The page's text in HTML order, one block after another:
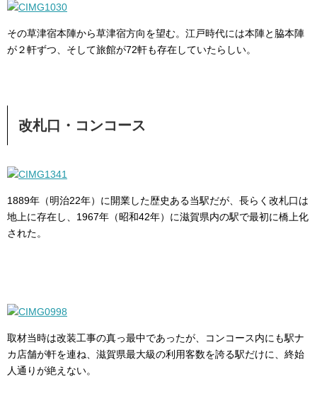
その草津宿本陣から草津宿方向を望む。江戸時代には本陣と脇本陣
が２軒ずつ、そして旅館が72軒も存在していたらしい。
改札口・コンコース
1889年（明治22年）に開業した歴史ある当駅だが、長らく改札口は
地上に存在し、1967年（昭和42年）に滋賀県内の駅で最初に橋上化
された。
取材当時は改装工事の真っ最中であったが、コンコース内にも駅ナ
カ店舗が軒を連ね、滋賀県最大級の利用客数を誇る駅だけに、終始
人通りが絶えない。